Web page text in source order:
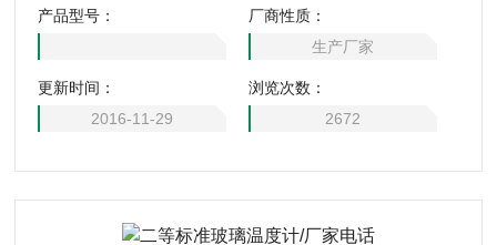
量准确，精度高误差小等优点。可以用来检测效验其他一切非
标温度计的准确度。：
产品型号：
厂商性质：
生产厂家
更新时间：
2016-11-29
浏览次数：
2672